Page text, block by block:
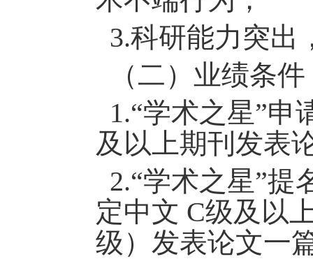
3.科研能力突出
（二） 业绩条件
1.“学术之星”申
及以上期刊发表
2.“学术之星”提
定中文 C级及以
级）发表论文一